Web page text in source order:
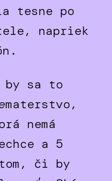
tesne po
napriek
by sa to
materstvo,
nemá
a 5
či by